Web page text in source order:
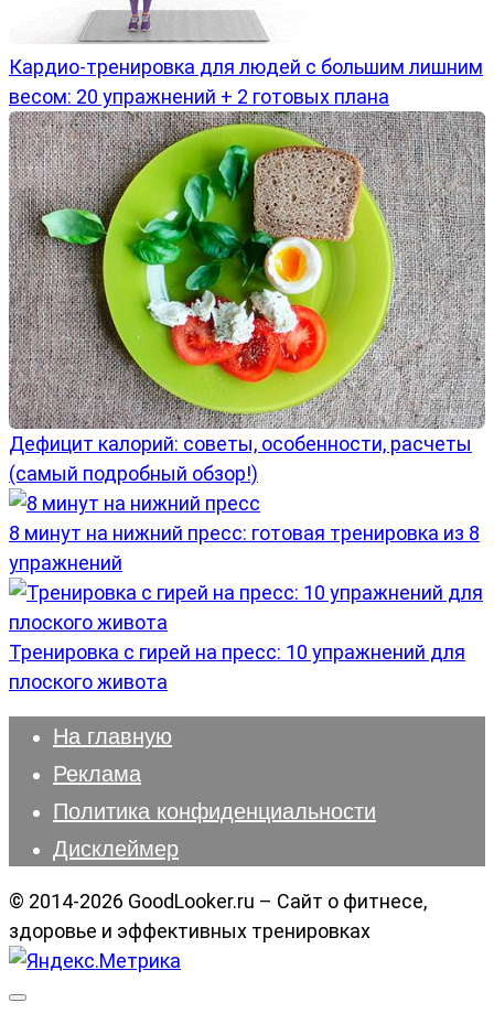
Кардио-тренировка для людей с большим лишним
весом: 20 упражнений + 2 готовых плана
Дефицит калорий: советы, особенности, расчеты
(самый подробный обзор!)
8 минут на нижний пресс: готовая тренировка из 8
упражнений
Тренировка с гирей на пресс: 10 упражнений для
плоского живота
На главную
Реклама
Политика конфиденциальности
Дисклеймер
© 2014-2026 GoodLooker.ru – Сайт о фитнесе,
здоровье и эффективных тренировках